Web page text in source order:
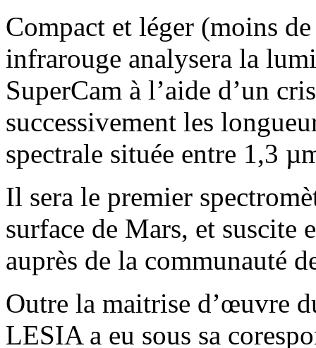
Compact et léger (moins
infrarouge analysera la
SuperCam à l’aide d’un
successivement les
spectrale située entre 1,3
Il sera le premier
surface de Mars, et suscite
auprès de la communauté
Outre la maitrise d’œuvre
LESIA a eu sous sa